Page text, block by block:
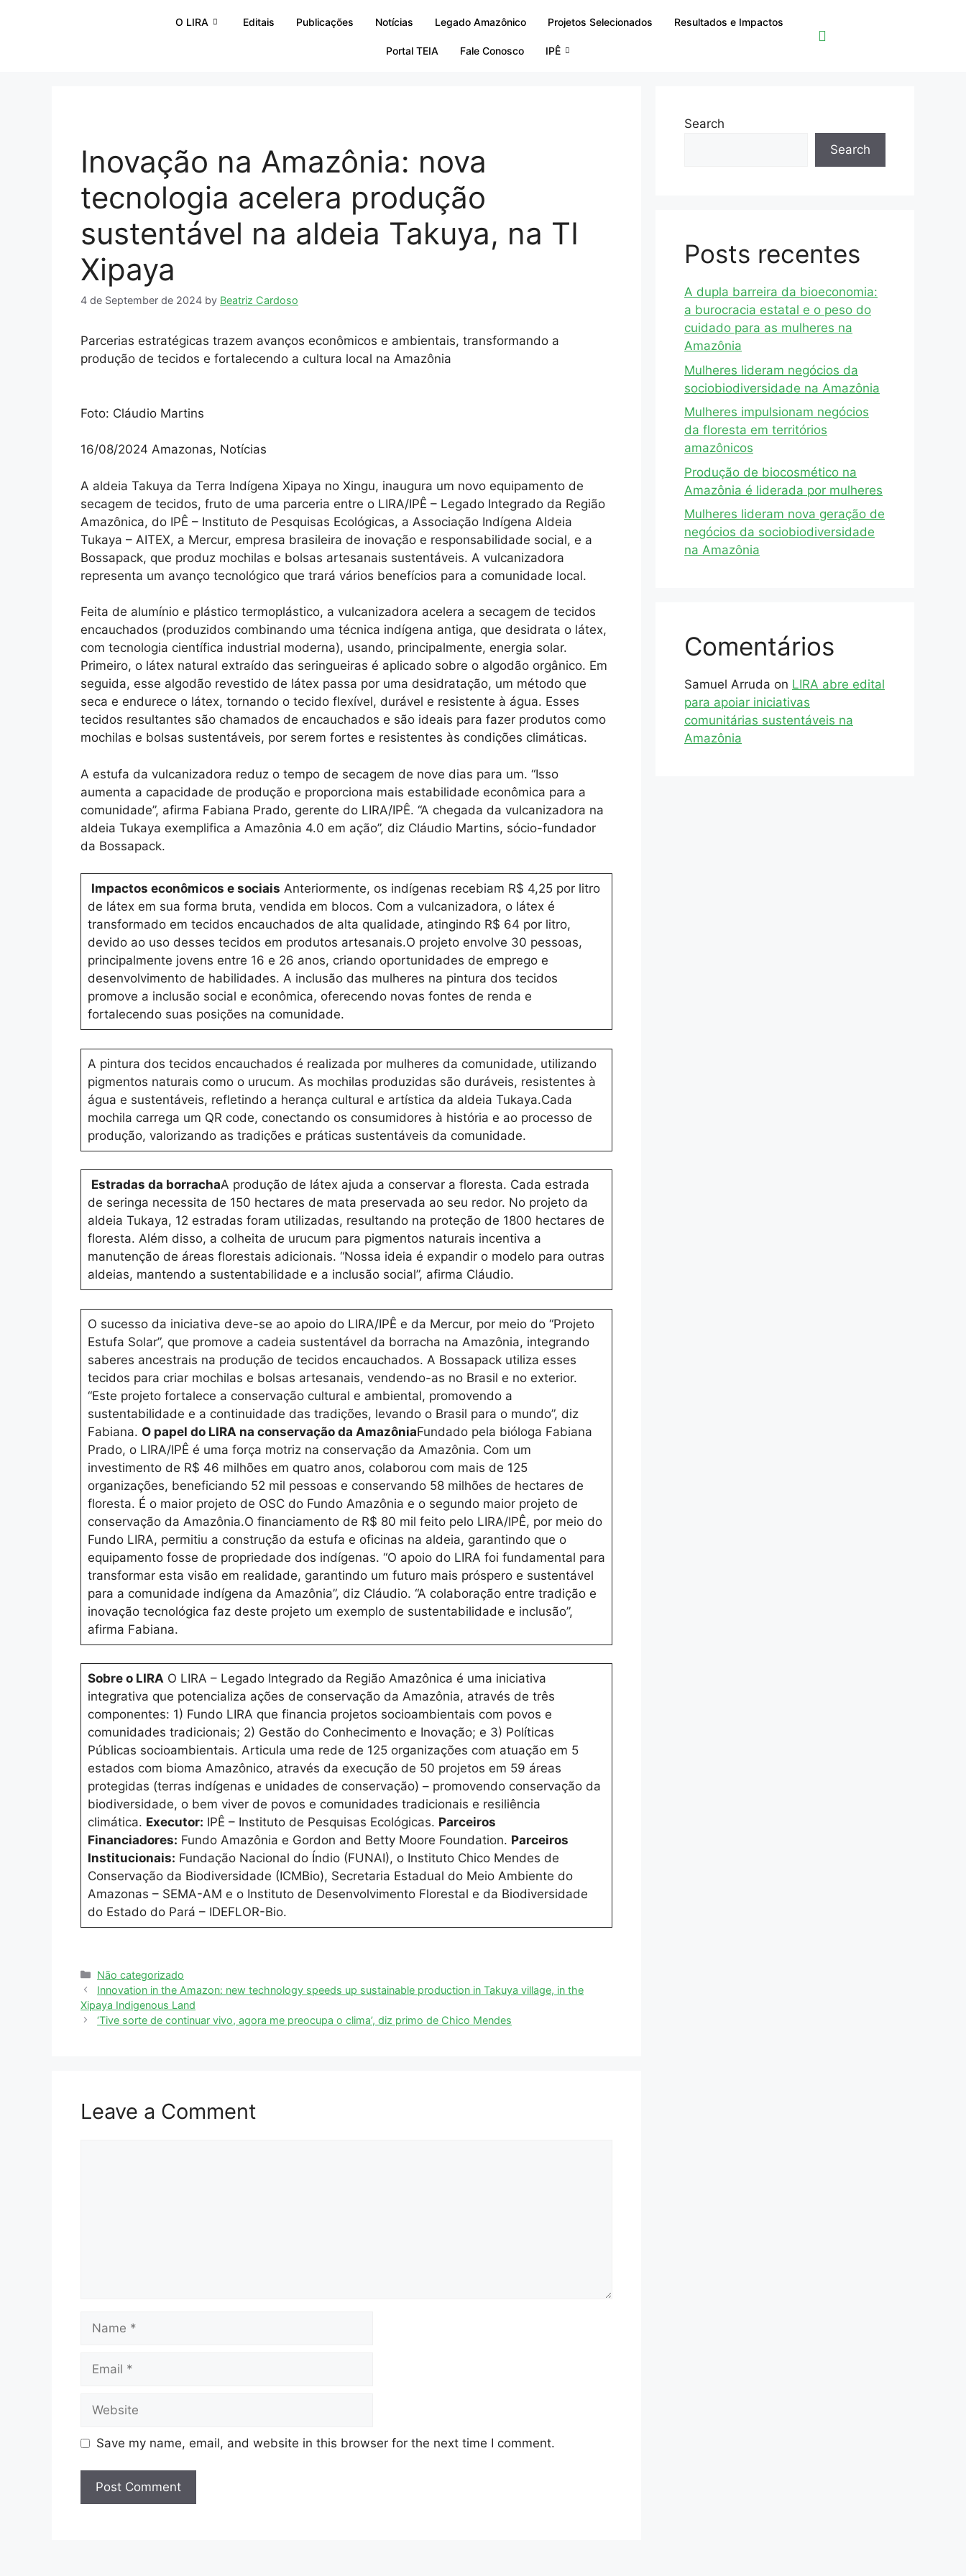
O LIRA Editais Publicações Notícias Legado Amazônico Projetos Selecionados Resultados e Impactos
Portal TEIA Fale Conosco IPÊ
Inovação na Amazônia: nova
tecnologia acelera produção
sustentável na aldeia Takuya, na TI
Xipaya
4 de September de 2024 by Beatriz Cardoso
Parcerias estratégicas trazem avanços econômicos e ambientais, transformando a
produção de tecidos e fortalecendo a cultura local na Amazônia
Foto: Cláudio Martins
16/08/2024 Amazonas, Notícias
A aldeia Takuya da Terra Indígena Xipaya no Xingu, inaugura um novo equipamento de
secagem de tecidos, fruto de uma parceria entre o LIRA/IPÊ – Legado Integrado da Região
Amazônica, do IPÊ – Instituto de Pesquisas Ecológicas, a Associação Indígena Aldeia
Tukaya – AITEX, a Mercur, empresa brasileira de inovação e responsabilidade social, e a
Bossapack, que produz mochilas e bolsas artesanais sustentáveis. A vulcanizadora
representa um avanço tecnológico que trará vários benefícios para a comunidade local.
Feita de alumínio e plástico termoplástico, a vulcanizadora acelera a secagem de tecidos
encauchados (produzidos combinando uma técnica indígena antiga, que desidrata o látex,
com tecnologia científica industrial moderna), usando, principalmente, energia solar.
Primeiro, o látex natural extraído das seringueiras é aplicado sobre o algodão orgânico. Em
seguida, esse algodão revestido de látex passa por uma desidratação, um método que
seca e endurece o látex, tornando o tecido flexível, durável e resistente à água. Esses
tecidos resultantes são chamados de encauchados e são ideais para fazer produtos como
mochilas e bolsas sustentáveis, por serem fortes e resistentes às condições climáticas.
A estufa da vulcanizadora reduz o tempo de secagem de nove dias para um. “Isso
aumenta a capacidade de produção e proporciona mais estabilidade econômica para a
comunidade”, afirma Fabiana Prado, gerente do LIRA/IPÊ. “A chegada da vulcanizadora na
aldeia Tukaya exemplifica a Amazônia 4.0 em ação”, diz Cláudio Martins, sócio-fundador
da Bossapack.
Impactos econômicos e sociais Anteriormente, os indígenas recebiam R$ 4,25 por litro
de látex em sua forma bruta, vendida em blocos. Com a vulcanizadora, o látex é
transformado em tecidos encauchados de alta qualidade, atingindo R$ 64 por litro,
devido ao uso desses tecidos em produtos artesanais.O projeto envolve 30 pessoas,
principalmente jovens entre 16 e 26 anos, criando oportunidades de emprego e
desenvolvimento de habilidades. A inclusão das mulheres na pintura dos tecidos
promove a inclusão social e econômica, oferecendo novas fontes de renda e
fortalecendo suas posições na comunidade.
A pintura dos tecidos encauchados é realizada por mulheres da comunidade, utilizando
pigmentos naturais como o urucum. As mochilas produzidas são duráveis, resistentes à
água e sustentáveis, refletindo a herança cultural e artística da aldeia Tukaya.Cada
mochila carrega um QR code, conectando os consumidores à história e ao processo de
produção, valorizando as tradições e práticas sustentáveis da comunidade.
Estradas da borrachaA produção de látex ajuda a conservar a floresta. Cada estrada
de seringa necessita de 150 hectares de mata preservada ao seu redor. No projeto da
aldeia Tukaya, 12 estradas foram utilizadas, resultando na proteção de 1800 hectares de
floresta. Além disso, a colheita de urucum para pigmentos naturais incentiva a
manutenção de áreas florestais adicionais. “Nossa ideia é expandir o modelo para outras
aldeias, mantendo a sustentabilidade e a inclusão social”, afirma Cláudio.
O sucesso da iniciativa deve-se ao apoio do LIRA/IPÊ e da Mercur, por meio do “Projeto
Estufa Solar”, que promove a cadeia sustentável da borracha na Amazônia, integrando
saberes ancestrais na produção de tecidos encauchados. A Bossapack utiliza esses
tecidos para criar mochilas e bolsas artesanais, vendendo-as no Brasil e no exterior.
“Este projeto fortalece a conservação cultural e ambiental, promovendo a
sustentabilidade e a continuidade das tradições, levando o Brasil para o mundo”, diz
Fabiana. O papel do LIRA na conservação da AmazôniaFundado pela bióloga Fabiana
Prado, o LIRA/IPÊ é uma força motriz na conservação da Amazônia. Com um
investimento de R$ 46 milhões em quatro anos, colaborou com mais de 125
organizações, beneficiando 52 mil pessoas e conservando 58 milhões de hectares de
floresta. É o maior projeto de OSC do Fundo Amazônia e o segundo maior projeto de
conservação da Amazônia.O financiamento de R$ 80 mil feito pelo LIRA/IPÊ, por meio do
Fundo LIRA, permitiu a construção da estufa e oficinas na aldeia, garantindo que o
equipamento fosse de propriedade dos indígenas. “O apoio do LIRA foi fundamental para
transformar esta visão em realidade, garantindo um futuro mais próspero e sustentável
para a comunidade indígena da Amazônia”, diz Cláudio. “A colaboração entre tradição e
inovação tecnológica faz deste projeto um exemplo de sustentabilidade e inclusão”,
afirma Fabiana.
Sobre o LIRAO LIRA – Legado Integrado da Região Amazônica é uma iniciativa
integrativa que potencializa ações de conservação da Amazônia, através de três
componentes: 1) Fundo LIRA que financia projetos socioambientais com povos e
comunidades tradicionais; 2) Gestão do Conhecimento e Inovação; e 3) Políticas
Públicas socioambientais. Articula uma rede de 125 organizações com atuação em 5
estados com bioma Amazônico, através da execução de 50 projetos em 59 áreas
protegidas (terras indígenas e unidades de conservação) – promovendo conservação da
biodiversidade, o bem viver de povos e comunidades tradicionais e resiliência
climática. Executor: IPÊ – Instituto de Pesquisas Ecológicas. Parceiros
Financiadores: Fundo Amazônia e Gordon and Betty Moore Foundation. Parceiros
Institucionais: Fundação Nacional do Índio (FUNAI), o Instituto Chico Mendes de
Conservação da Biodiversidade (ICMBio), Secretaria Estadual do Meio Ambiente do
Amazonas – SEMA-AM e o Instituto de Desenvolvimento Florestal e da Biodiversidade
do Estado do Pará – IDEFLOR-Bio.
Não categorizado
Innovation in the Amazon: new technology speeds up sustainable production in Takuya village, in the
Xipaya Indigenous Land
‘Tive sorte de continuar vivo, agora me preocupa o clima’, diz primo de Chico Mendes
Leave a Comment
Save my name, email, and website in this browser for the next time I comment.
Search
Search
Posts recentes
A dupla barreira da bioeconomia:
a burocracia estatal e o peso do
cuidado para as mulheres na
Amazônia
Mulheres lideram negócios da
sociobiodiversidade na Amazônia
Mulheres impulsionam negócios
da floresta em territórios
amazônicos
Produção de biocosmético na
Amazônia é liderada por mulheres
Mulheres lideram nova geração de
negócios da sociobiodiversidade
na Amazônia
Comentários
Samuel Arruda on LIRA abre edital
para apoiar iniciativas
comunitárias sustentáveis na
Amazônia